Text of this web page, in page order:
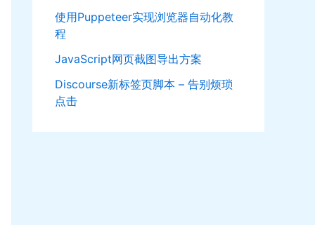
使用Puppeteer实现浏览器自动化教
程
JavaScript网页截图导出方案
Discourse新标签页脚本 – 告别烦琐
点击